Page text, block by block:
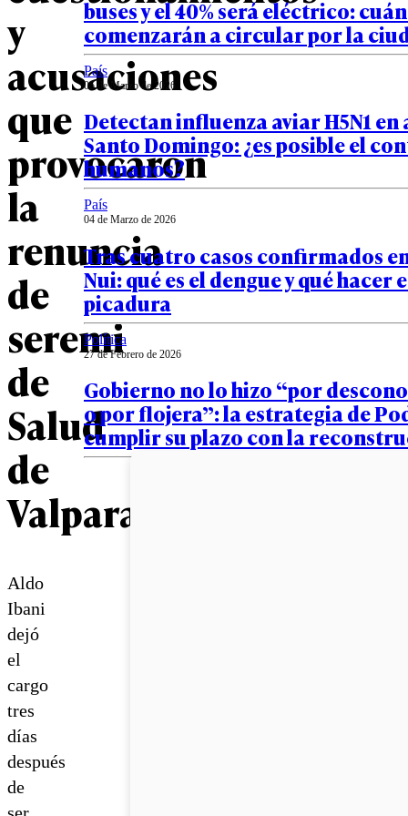
y
acusaciones
que
provocaron
la
renuncia
de
seremi
de
Salud
de
Valparaíso
Aldo
Ibani
dejó
el
cargo
tres
días
después
de
buses y el 40% será eléctrico:
comenzarán a circular por la
País
05 de Marzo de 2026
Detectan influenza aviar H5N1 en
Santo Domingo: ¿es posible el
humanos?
País
04 de Marzo de 2026
Tras cuatro casos confirmados
Nui: qué es el dengue y qué hacer
picadura
Política
27 de Febrero de 2026
Gobierno no lo hizo “por
o por flojera”: la estrategia de
cumplir su plazo con la